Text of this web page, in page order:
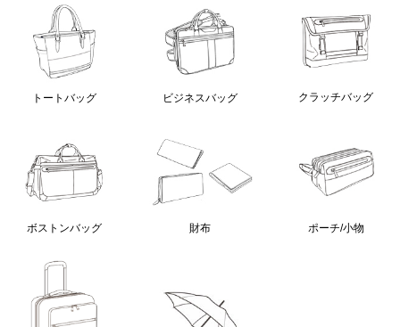
トートバッグ ビジネスバッグ クラッチバッグ
ボストンバッグ 財布 ポーチ/小物